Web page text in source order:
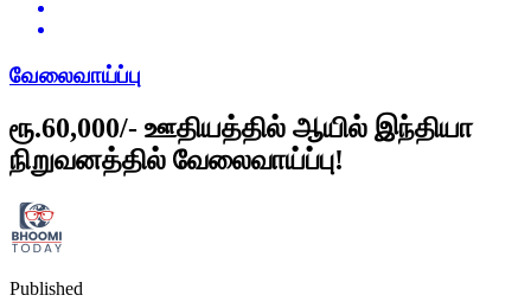
வேலைவாய்ப்பு
ரூ.60,000/- ஊதியத்தில் ஆயில் இந்தியா
நிறுவனத்தில் வேலைவாய்ப்பு!
Published